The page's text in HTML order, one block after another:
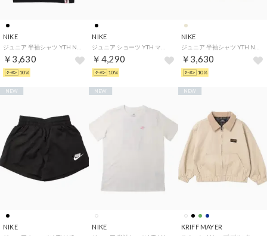
NIKE
￥3,630
10%
NIKE
￥4,290
10%
NIKE
￥3,630
10%
NIKE
NEW
NIKE
NEW
KRIFF MAYER
NEW